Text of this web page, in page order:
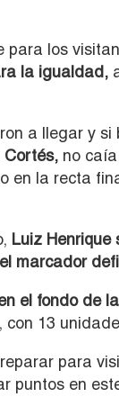
los
la igualdad,
a llegar y si
Cortés, no
en la recta
Luiz Henrique
marcador
el fondo de
13
para
puntos en